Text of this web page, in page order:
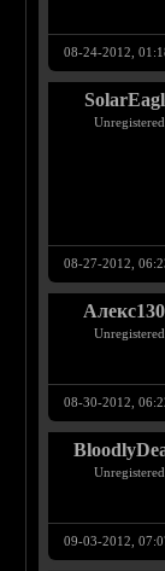
08-24-2012,
Unregistered
08-27-2012,
Unregistered
08-30-2012,
Unregistered
09-03-2012,